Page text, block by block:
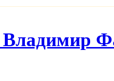
Владимир